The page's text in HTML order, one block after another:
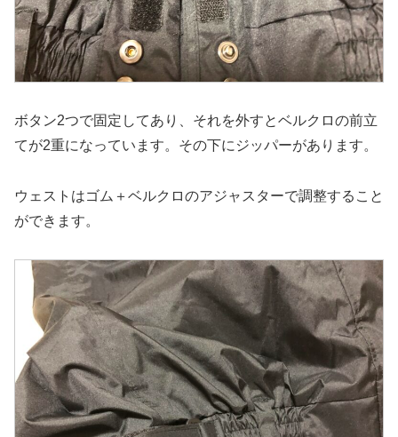
ボタン2つで固定してあり、それを外すとベルクロの前立
てが2重になっています。その下にジッパーがあります。
ウェストはゴム＋ベルクロのアジャスターで調整すること
ができます。